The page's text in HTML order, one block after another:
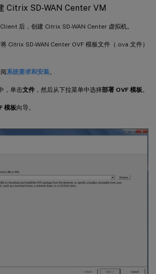
Citrix SD-WAN Center VM
后，创建 Citrix SD-WAN Center 虚拟机。
Citrix SD-WAN Center OVF 模板文件（.ova 文件）
系统要求和安装。
，单击文件 ，然后从下拉菜单中选择部署 OVF 模板。
模板向导。